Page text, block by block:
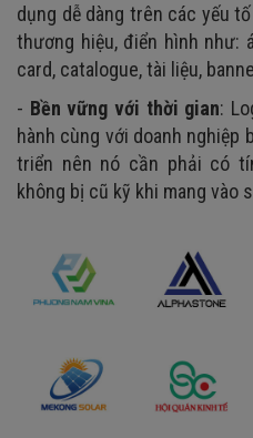
dụng dễ dàng trên các yếu
thương hiệu, điển hình như:
card, catalogue, tài liệu,
- Bền vững với thời gian:
hành cùng với doanh
triển nên nó cần phải có
không bị cũ kỹ khi mang vào